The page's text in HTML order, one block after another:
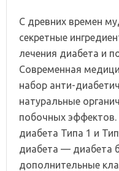
С древних времен
секретные
лечения диабета и
Современная
набор анти-
натуральные
побочных
диабета Типа 1 и
диабета — диабета
дополнительные